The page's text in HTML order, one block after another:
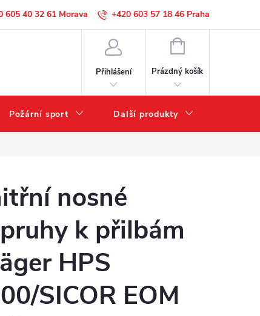
605 40 32 61 +420 603 57 18 46
Přihlášení
NÁKUPNÍ
Prázdný košík
Požární sport Další produkty
nosné
k přilbám
HPS
SICOR EOM